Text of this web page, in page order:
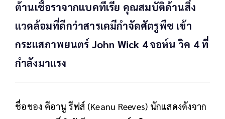
ต้านเชื้อราจากแบคทีเรีย คุณสมบัติด้านสิ่ง
แวดล้อมที่ดีกว่าสารเคมีกำจัดศัตรูพืช เข้า
กระแสภาพยนตร์ John Wick 4 จอห์น วิค 4 ที่
กำลังมาแรง
ชื่อของ คีอานู รีฟส์ (Keanu Reeves) นักแสดงดังจาก